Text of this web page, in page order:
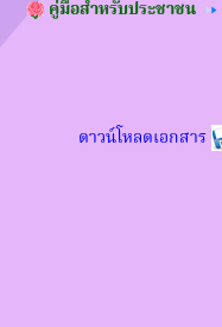
คู่มือสำหรับประชาชน
ดาวน์โหลดเอกสาร